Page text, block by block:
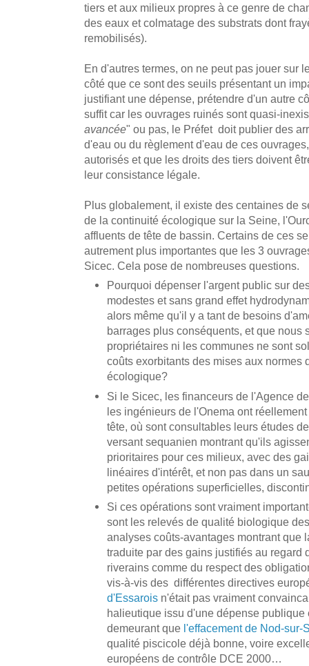
tiers et aux milieux propres à ce genre de
des eaux et colmatage des substrats dont
remobilisés).
En d'autres termes, on ne peut pas jouer sur
côté que ce sont des seuils présentant un
justifiant une dépense, prétendre d'un autre
suffit car les ouvrages ruinés sont quasi-
avancée" ou pas, le Préfet doit publier des
d'eau ou du règlement d'eau de ces
autorisés et que les droits des tiers doivent
leur consistance légale.
Plus globalement, il existe des centaines de
de la continuité écologique sur la Seine,
affluents de tête de bassin. Certains de ces
autrement plus importantes que les 3
Sicec. Cela pose de nombreuses questions.
Pourquoi dépenser l'argent public sur
modestes et sans grand effet
alors même qu'il y a tant de besoins
barrages plus conséquents, et que nous
propriétaires ni les communes ne sont
coûts exorbitants des mises aux normes
écologique?
Si le Sicec, les financeurs de l'Agence
les ingénieurs de l'Onema ont
tête, où sont consultables leurs études
versant sequanien montrant qu'ils
prioritaires pour ces milieux, avec des
linéaires d'intérêt, et non pas dans un
petites opérations superficielles,
Si ces opérations sont vraiment
sont les relevés de qualité biologique
analyses coûts-avantages montrant que
traduite par des gains justifiés au regard
riverains comme du respect des
vis-à-vis des différentes directives
d'Essarois n'était pas vraiment
halieutique issu d'une dépense
demeurant que l'effacement de Nod-sur-
qualité piscicole déjà bonne, voire
européens de contrôle DCE 2000…